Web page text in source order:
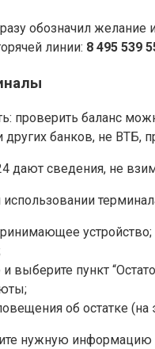
обозначил
линии: 8 495 539
проверить баланс
банков, не ВТБ,
дают сведения, не
устройство;
и выберите пункт
об остатке (на
нужную информацию